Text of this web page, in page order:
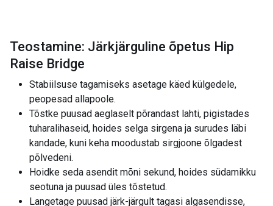
Teostamine: Järkjärguline õpetus Hip
Raise Bridge
Stabiilsuse tagamiseks asetage käed külgedele,
peopesad allapoole.
Tõstke puusad aeglaselt põrandast lahti, pigistades
tuharalihaseid, hoides selga sirgena ja surudes läbi
kandade, kuni keha moodustab sirgjoone õlgadest
põlvedeni.
Hoidke seda asendit mõni sekund, hoides südamikku
seotuna ja puusad üles tõstetud.
Langetage puusad järk-järgult tagasi algasendisse,